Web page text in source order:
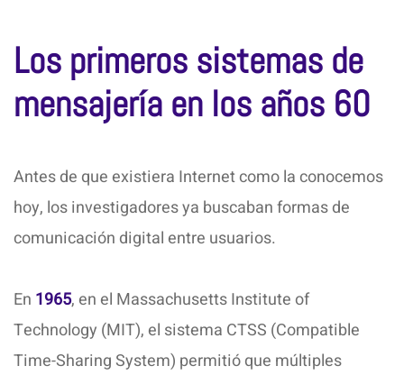
Los primeros sistemas de
mensajería en los años 60
Antes de que existiera Internet como la conocemos
hoy, los investigadores ya buscaban formas de
comunicación digital entre usuarios.
En 1965, en el Massachusetts Institute of
Technology (MIT), el sistema CTSS (Compatible
Time-Sharing System) permitió que múltiples